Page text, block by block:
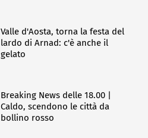
Valle d'Aosta, torna la festa del
lardo di Arnad: c'è anche il
gelato
Breaking News delle 18.00 |
Caldo, scendono le città da
bollino rosso